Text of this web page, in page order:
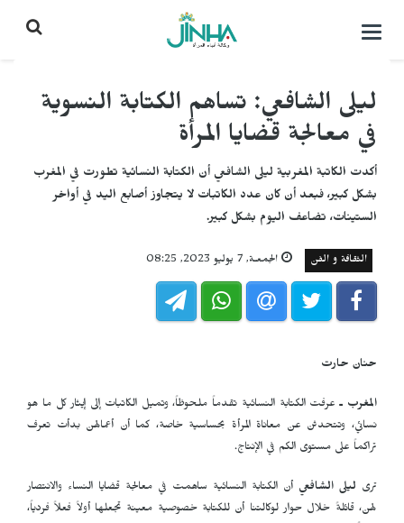
التحكم
ليلى الشافعي: تساهم الكتابة النسوية
في معالجة قضايا المرأة
أكدت الكاتبة المغربية ليلى الشافعي أن الكتابة النسائية تطورت في المغرب
بشكل كبير، فبعد أن كان عدد الكاتبات لا يتجاوز أصابع اليد في أواخر
الستينات، تضاعف اليوم بشكل كبير.
الثقافة و الفن الجمعـة, 7 يوليو 2023, 08:25
حنان حارت
المغرب ـعرفت الكتابة النسائية تقدماً ملحوظاً، وتميل الكاتبات إلى إيثار كل ما هو
نسائي، وتتحدثن عن معاناة المرأة بحساسية خاصة، كما أن أعمالهن بدأت تعرف
تراكماً على مستوى الكم في الإنتاج.
ترى ليلى الشافعي أن الكتابة النسائية ساهمت في معالجة قضايا النساء والانتصار
لهن، قائلةً خلال حوار لوكالتنا أن للكتابة خصوصية معينة تجعلها أولاً فعلاً فردياً،